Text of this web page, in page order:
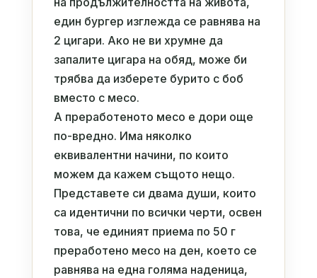
един бургер изглежда се равнява на
2 цигари. Ако не ви хрумне да
запалите цигара на обяд, може би
трябва да изберете бурито с боб
вместо с месо.
А преработеното месо е дори още
по-вредно. Има няколко
еквивалентни начини, по които
можем да кажем същото нещо.
Представете си двама души, които
са идентични по всички черти, освен
това, че единият приема по 50 г
преработено месо на ден, което се
равнява на една голяма наденица,